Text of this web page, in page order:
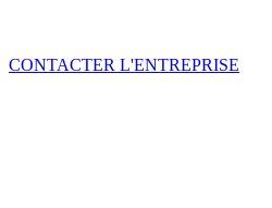
CONTACTER L'ENTREPRISE